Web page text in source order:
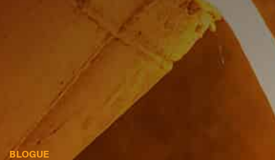
BLOGUE